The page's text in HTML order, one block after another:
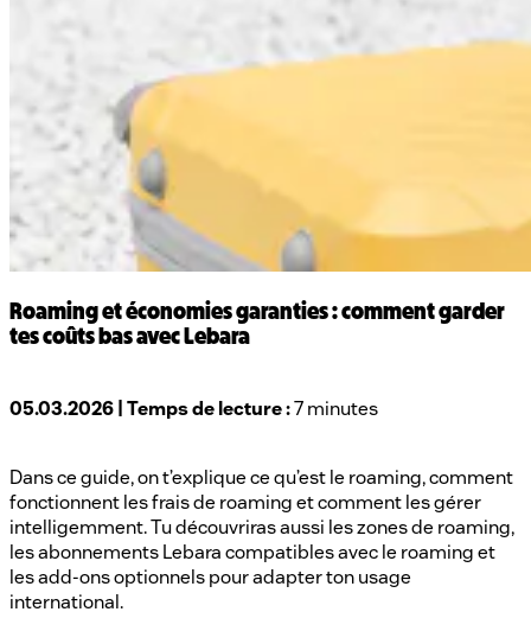
Roaming et économies garanties : comment garder
tes coûts bas avec Lebara
05.03.2026 | Temps de lecture :7 minutes
Dans ce guide, on t’explique ce qu’est le roaming, comment
fonctionnent les frais de roaming et comment les gérer
intelligemment. Tu découvriras aussi les zones de roaming,
les abonnements Lebara compatibles avec le roaming et
les add-ons optionnels pour adapter ton usage
international.